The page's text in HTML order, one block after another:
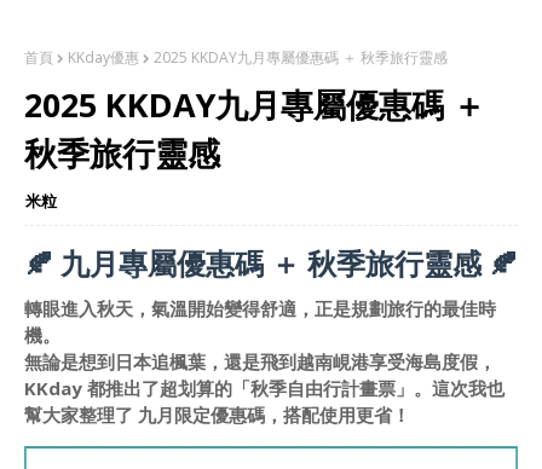
首頁 KKday優惠 2025 KKDAY九月專屬優惠碼 ＋ 秋季旅行靈感
2025 KKDAY九月專屬優惠碼 ＋
秋季旅行靈感
米粒
🍂 九月專屬優惠碼 ＋ 秋季旅行靈感 🍂
轉眼進入秋天，氣溫開始變得舒適，正是規劃旅行的最佳時
機。
無論是想到日本追楓葉，還是飛到越南峴港享受海島度假，
KKday 都推出了超划算的「秋季自由行計畫票」。這次我也
幫大家整理了 九月限定優惠碼，搭配使用更省！